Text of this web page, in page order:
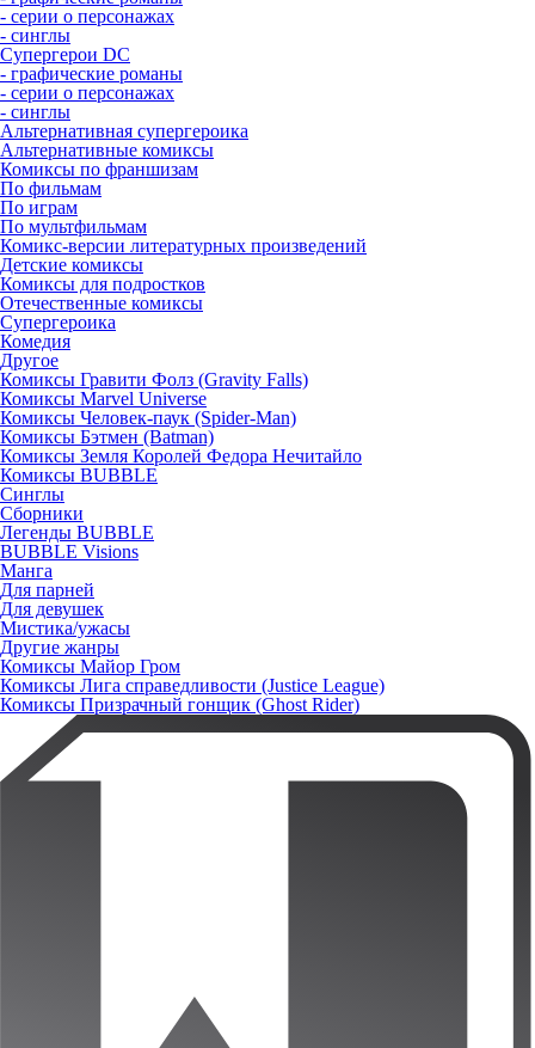
- серии о персонажах
- синглы
Супергерои DC
- графические романы
- серии о персонажах
- синглы
Альтернативная супергероика
Альтернативные комиксы
Комиксы по франшизам
По фильмам
По играм
По мультфильмам
Комикс-версии литературных произведений
Детские комиксы
Комиксы для подростков
Отечественные комиксы
Супергероика
Комедия
Другое
Комиксы Гравити Фолз (Gravity Falls)
Комиксы Marvel Universe
Комиксы Человек-паук (Spider-Man)
Комиксы Бэтмен (Batman)
Комиксы Земля Королей Федора Нечитайло
Комиксы BUBBLE
Синглы
Сборники
Легенды BUBBLE
BUBBLE Visions
Манга
Для парней
Для девушек
Мистика/ужасы
Другие жанры
Комиксы Майор Гром
Комиксы Лига справедливости (Justice League)
Комиксы Призрачный гонщик (Ghost Rider)